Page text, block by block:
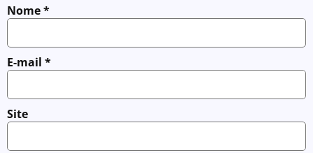
Nome*
E-mail *
Site